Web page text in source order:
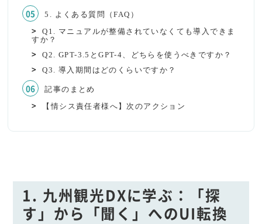
5. よくある質問（FAQ）
Q1. マニュアルが整備されていなくても導入できま
すか？
Q2. GPT-3.5とGPT-4、どちらを使うべきですか？
Q3. 導入期間はどのくらいですか？
記事のまとめ
【情シス責任者様へ】次のアクション
1. 九州観光DXに学ぶ：「探
す」から「聞く」へのUI転換